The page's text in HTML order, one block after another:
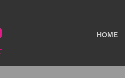
HOME